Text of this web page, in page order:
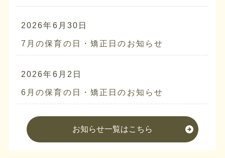
2026年6月30日
7月の保育の日・矯正日のお知らせ
2026年6月2日
6月の保育の日・矯正日のお知らせ
お知らせ一覧はこちら